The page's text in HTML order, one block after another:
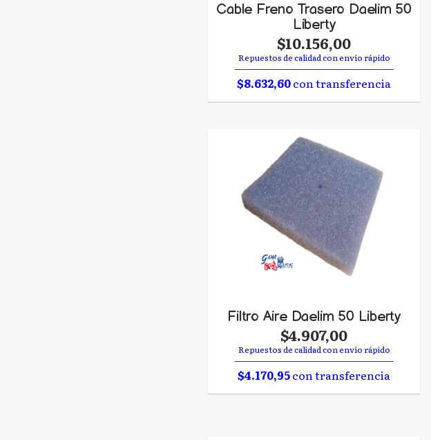
Cable Freno Trasero Daelim 50
Liberty
$10.156,00
Repuestos de calidad con envío rápido
$8.632,60con transferencia
Filtro Aire Daelim 50 Liberty
$4.907,00
Repuestos de calidad con envío rápido
$4.170,95con transferencia